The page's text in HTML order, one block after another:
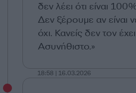
δεν λέει ότι είναι
Δεν ξέρουμε αν είναι
όχι. Κανείς δεν τον
Ασυνήθιστο.»
18:58 | 16.03.2026